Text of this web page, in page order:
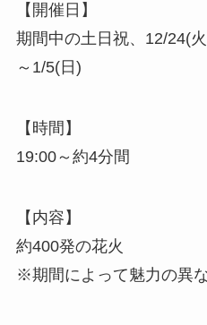
【開催日】
期間中の土日祝、12/24(
～1/5(日)
【時間】
19:00～約4分間
【内容】
約400発の花火
※期間によって魅力の異